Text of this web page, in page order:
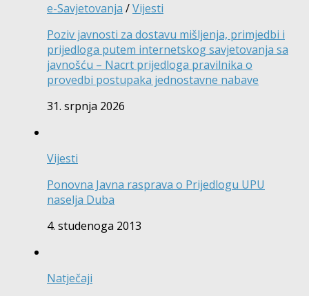
e-Savjetovanja /Vijesti
Poziv javnosti za dostavu mišljenja, primjedbi i
prijedloga putem internetskog savjetovanja sa
javnošću – Nacrt prijedloga pravilnika o
provedbi postupaka jednostavne nabave
31. srpnja 2026
Vijesti
Ponovna Javna rasprava o Prijedlogu UPU
naselja Duba
4. studenoga 2013
Natječaji